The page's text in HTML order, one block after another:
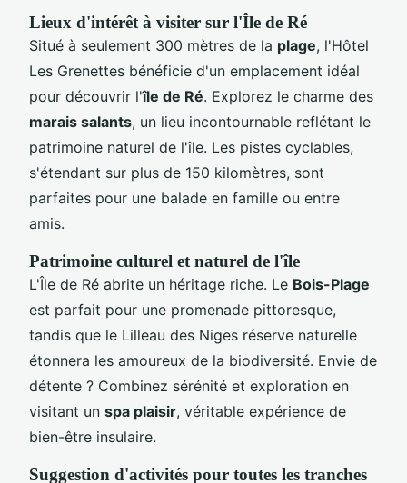
Lieux d'intérêt à visiter sur l'Île de Ré
Situé à seulement 300 mètres de la plage, l'Hôtel
Les Grenettes bénéficie d'un emplacement idéal
pour découvrir l'île de Ré. Explorez le charme des
marais salants, un lieu incontournable reflétant le
patrimoine naturel de l'île. Les pistes cyclables,
s'étendant sur plus de 150 kilomètres, sont
parfaites pour une balade en famille ou entre
amis.
Patrimoine culturel et naturel de l'île
L'Île de Ré abrite un héritage riche. Le Bois-Plage
est parfait pour une promenade pittoresque,
tandis que le Lilleau des Niges réserve naturelle
étonnera les amoureux de la biodiversité. Envie de
détente ? Combinez sérénité et exploration en
visitant un spa plaisir, véritable expérience de
bien-être insulaire.
Suggestion d'activités pour toutes les tranches